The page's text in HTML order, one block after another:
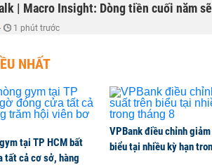
| Macro Insight: Dòng tiền cuối năm
1 phút trước
Chính phủ đề nghị Hải Phòng xử lý
- 1 phút trước
chỉ ra hai yếu tố quyết định động
- 1 phút trước
NHẤT
tại TP HCM bất
tất cả cơ sở, hàng
VPBank điều chỉnh
biểu tại nhiều kỳ hạn